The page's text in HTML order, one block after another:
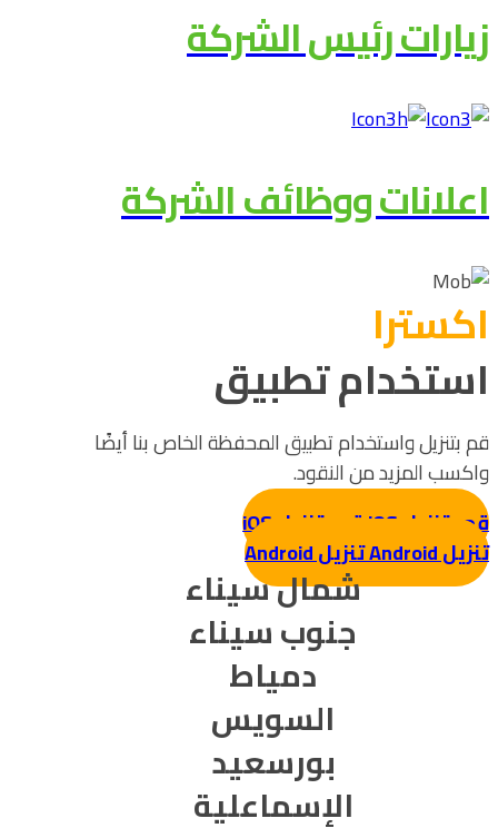
زيارات رئيس الشركة
اعلانات ووظائف الشركة
اکسترا
استخدام تطبيق
قم بتنزيل واستخدام تطبيق المحفظة الخاص بنا أيضًا
واكسب المزيد من النقود.
قم بتنزيل iOS
قم بتنزيل iOS
تنزيل Android
تنزيل Android
شمال سيناء
جنوب سيناء
دمياط
السويس
بورسعيد
الإسماعلية